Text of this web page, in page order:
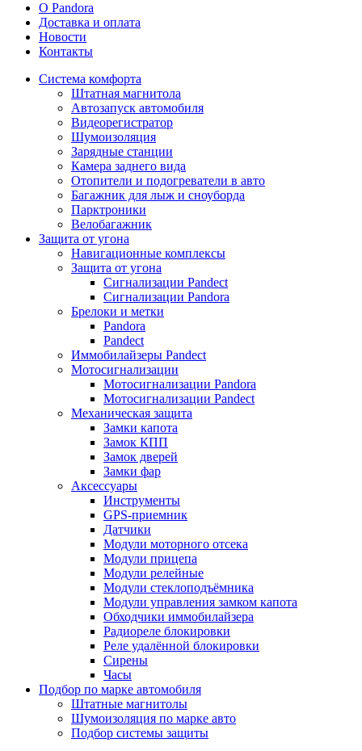
O Pandora
Доставка и оплата
Новости
Контакты
Система комфорта
Штатная магнитола
Автозапуск автомобиля
Видеорегистратор
Шумоизоляция
Зарядные станции
Камера заднего вида
Отопители и подогреватели в авто
Багажник для лыж и сноуборда
Парктроники
Велобагажник
Защита от угона
Навигационные комплексы
Защита от угона
Сигнализации Pandect
Сигнализации Pandora
Брелоки и метки
Pandora
Pandect
Иммобилайзеры Pandect
Мотосигнализации
Мотосигнализации Pandora
Мотосигнализации Pandect
Механическая защита
Замки капота
Замок КПП
Замок дверей
Замки фар
Аксессуары
Инструменты
GPS-приемник
Датчики
Модули моторного отсека
Модули прицепа
Модули релейные
Модули стеклоподъёмника
Модули управления замком капота
Обходчики иммобилайзера
Радиореле блокировки
Реле удалённой блокировки
Сирены
Часы
Подбор по марке автомобиля
Штатные магнитолы
Шумоизоляция по марке авто
Подбор системы защиты